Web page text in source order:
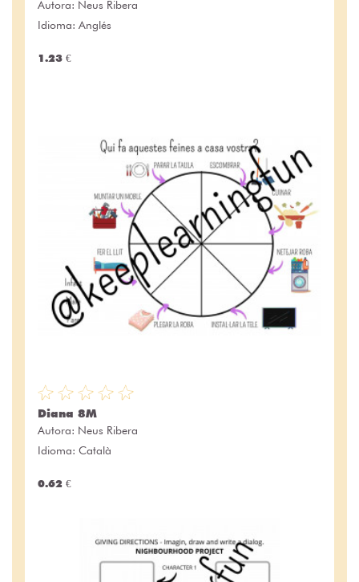
Autora: Neus Ribera
Idioma: Anglés
1.23 €
Diana 8M
Autora: Neus Ribera
Idioma: Català
0.62 €